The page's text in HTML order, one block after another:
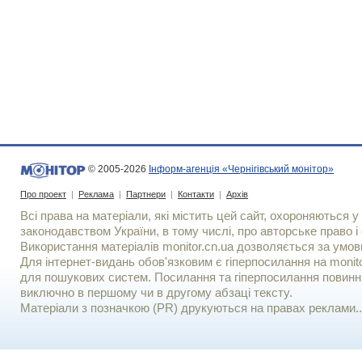
© 2005-2026 Інформ-агенція «Чернігівський монітор»
Про проект | Реклама | Партнери | Контакти | Архів
Всі права на матеріали, які містить цей сайт, охороняються у
законодавством України, в тому числі, про авторське право і
Використання матерiалiв monitor.cn.ua дозволяється за
Для iнтернет-видань обов'язковим є гiперпосилання на
для пошукових систем. Посилання та гіперпосилання
виключно в першому чи в другому абзаці тексту.
Матеріали з позначкою (PR) друкуються на правах реклами..